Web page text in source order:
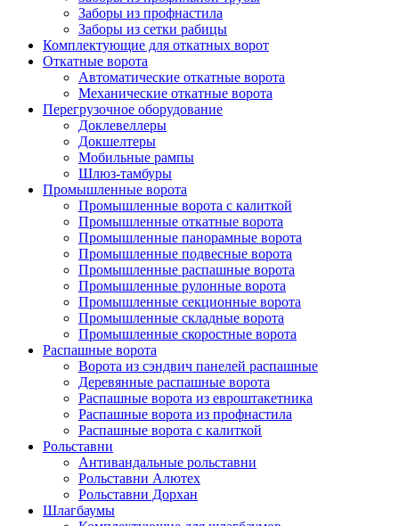
Заборы из профнастила
Заборы из сетки рабицы
Комплектующие для откатных ворот
Откатные ворота
Автоматические откатные ворота
Механические откатные ворота
Перегрузочное оборудование
Доклевеллеры
Докшелтеры
Мобильные рампы
Шлюз-тамбуры
Промышленные ворота
Промышленные ворота с калиткой
Промышленные откатные ворота
Промышленные панорамные ворота
Промышленные подвесные ворота
Промышленные распашные ворота
Промышленные рулонные ворота
Промышленные секционные ворота
Промышленные складные ворота
Промышленные скоростные ворота
Распашные ворота
Ворота из сэндвич панелей распашные
Деревянные распашные ворота
Распашные ворота из евроштакетника
Распашные ворота из профнастила
Распашные ворота с калиткой
Рольставни
Антивандальные рольставни
Рольставни Алютех
Рольставни Дорхан
Шлагбаумы